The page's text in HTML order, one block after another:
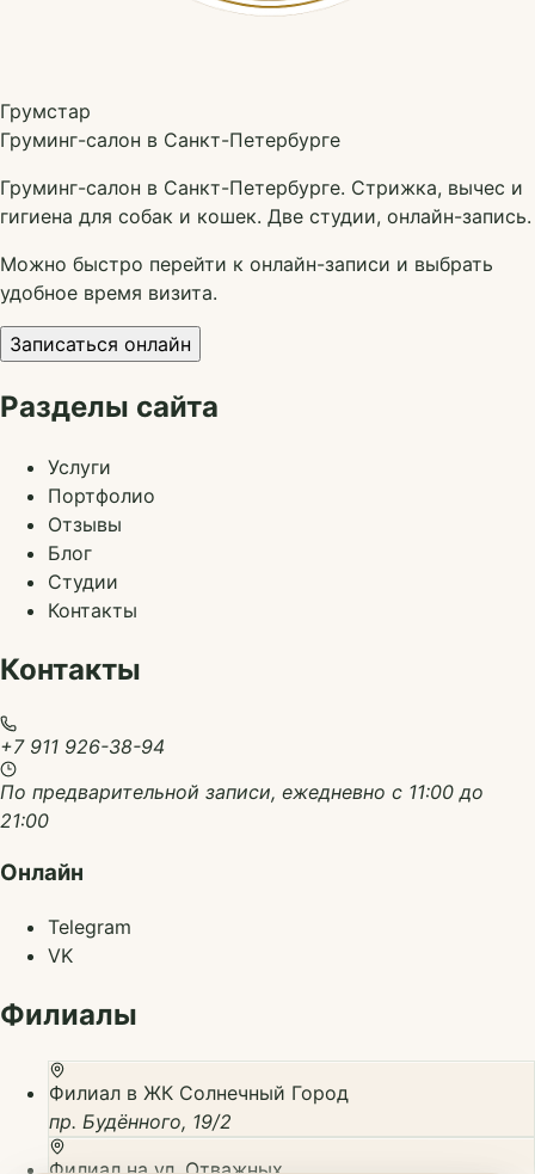
Грумстар
Груминг-салон в Санкт-Петербурге
Груминг-салон в Санкт-Петербурге. Стрижка, вычес и
гигиена для собак и кошек. Две студии, онлайн-запись.
Можно быстро перейти к онлайн-записи и выбрать
удобное время визита.
Записаться онлайн
Разделы сайта
Услуги
Портфолио
Отзывы
Блог
Студии
Контакты
Контакты
+7 911 926-38-94
По предварительной записи, ежедневно с 11:00 до
21:00
Онлайн
Telegram
VK
Филиалы
Филиал в ЖК Солнечный Город
пр. Будённого, 19/2
Филиал на ул. Отважных